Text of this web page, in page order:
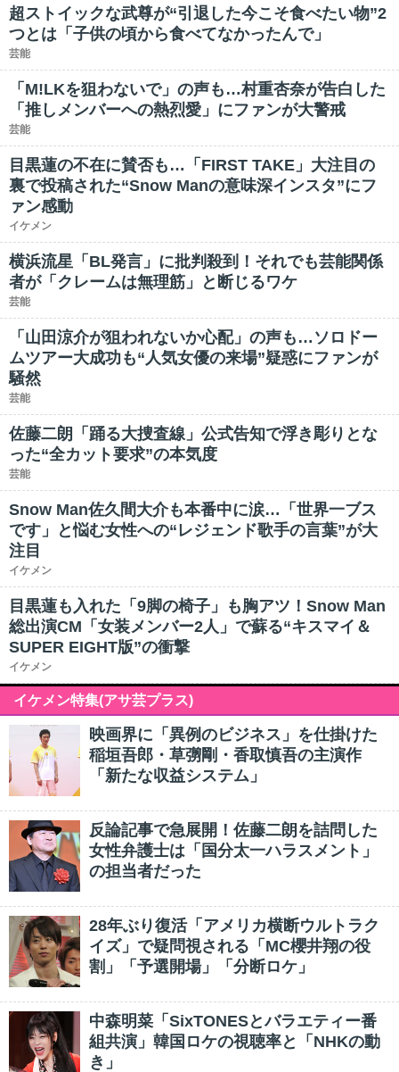
超ストイックな武尊が“引退した今こそ食べたい物”2
つとは「子供の頃から食べてなかったんで」
芸能
「M!LKを狙わないで」の声も…村重杏奈が告白した
「推しメンバーへの熱烈愛」にファンが大警戒
芸能
目黒蓮の不在に賛否も…「FIRST TAKE」大注目の
裏で投稿された“Snow Manの意味深インスタ”にフ
ァン感動
イケメン
横浜流星「BL発言」に批判殺到！それでも芸能関係
者が「クレームは無理筋」と断じるワケ
芸能
「山田涼介が狙われないか心配」の声も…ソロドー
ムツアー大成功も“人気女優の来場”疑惑にファンが
騒然
芸能
佐藤二朗「踊る大捜査線」公式告知で浮き彫りとな
った“全カット要求”の本気度
芸能
Snow Man佐久間大介も本番中に涙…「世界一ブス
です」と悩む女性への“レジェンド歌手の言葉”が大
注目
イケメン
目黒蓮も入れた「9脚の椅子」も胸アツ！Snow Man
総出演CM「女装メンバー2人」で蘇る“キスマイ＆
SUPER EIGHT版”の衝撃
イケメン
イケメン特集(アサ芸プラス)
映画界に「異例のビジネス」を仕掛けた
稲垣吾郎・草彅剛・香取慎吾の主演作
「新たな収益システム」
反論記事で急展開！佐藤二朗を詰問した
女性弁護士は「国分太一ハラスメント」
の担当者だった
28年ぶり復活「アメリカ横断ウルトラク
イズ」で疑問視される「MC櫻井翔の役
割」「予選開場」「分断ロケ」
中森明菜「SixTONESとバラエティー番
組共演」韓国ロケの視聴率と「NHKの動
き」